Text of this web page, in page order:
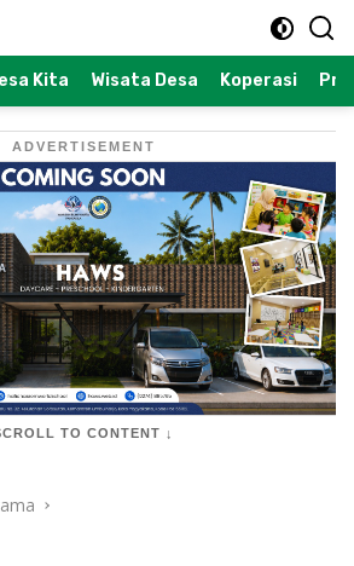
Kita Wisata Desa Koperasi
ADVERTISEMENT
TO CONTENT ↓